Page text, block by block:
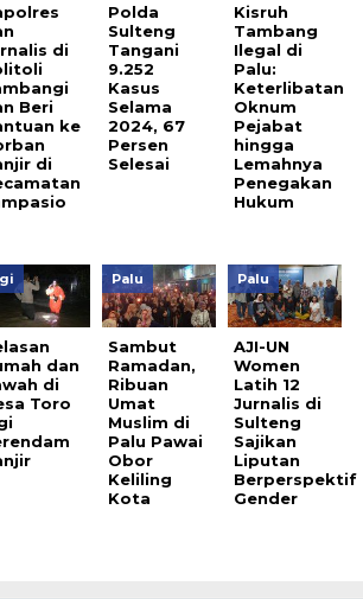
di
Beri
ke
di
Polda
Sulteng
Tangani
9.252
Kasus
Selama
2024, 67
Persen
Selesai
Kisruh
Tambang
Ilegal di
Palu:
Keterlibatan
Oknum
Pejabat
hingga
Lemahnya
Penegakan
Hukum
dan
di
Toro
Palu
Sambut
Ramadan,
Ribuan
Umat
Muslim di
Palu Pawai
Obor
Keliling
Kota
Palu
AJI-UN
Women
Latih 12
Jurnalis di
Sulteng
Sajikan
Liputan
Berperspektif
Gender